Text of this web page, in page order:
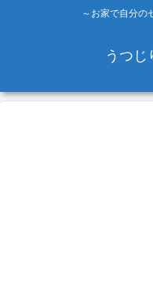
～お家で自分の
うつじ